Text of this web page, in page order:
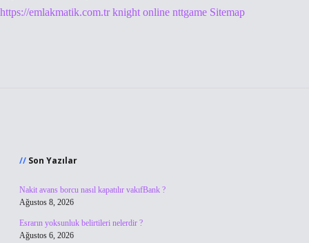
https://emlakmatik.com.tr knight online nttgame Sitemap
Son Yazılar
Nakit avans borcu nasıl kapatılır vakıfBank ?
Ağustos 8, 2026
Esrarın yoksunluk belirtileri nelerdir ?
Ağustos 6, 2026